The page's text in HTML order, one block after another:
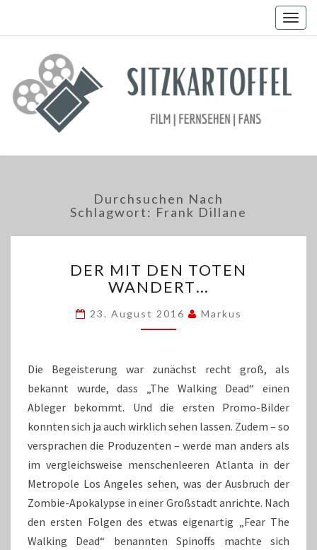
Durchsuchen Nach
Schlagwort: Frank Dillane
MIT
DEN
WANDERT…
DER MIT DEN TOTEN
WANDERT…
23. August 2016 Markus
Die Begeisterung war zunächst recht groß, als
bekannt wurde, dass „The Walking Dead“ einen
Ableger bekommt. Und die ersten Promo-Bilder
konnten sich ja auch wirklich sehen lassen. Zudem – so
versprachen die Produzenten – werde man anders als
im vergleichsweise menschenleeren Atlanta in der
Metropole Los Angeles sehen, was der Ausbruch der
Zombie-Apokalypse in einer Großstadt anrichte. Nach
den ersten Folgen des etwas eigenartig „Fear The
Walking Dead“ benannten Spinoffs machte sich